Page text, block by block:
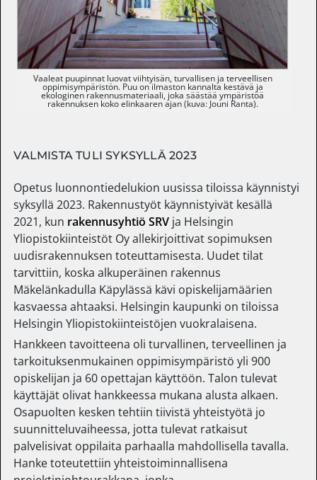
Vaaleat puupinnat luovat viihtyisän, turvallisen ja terveellisen
oppimisympäristön. Puu on ilmaston kannalta kestävä ja
ekologinen rakennusmateriaali, joka säästää ympäristöä
rakennuksen koko elinkaaren ajan (kuva: Jouni Ranta).
VALMISTA TULI SYKSYLLÄ 2023
Opetus luonnontiedelukion uusissa tiloissa käynnistyi
syksyllä 2023. Rakennustyöt käynnistyivät kesällä
2021, kun rakennusyhtiö SRV ja Helsingin
Yliopistokiinteistöt Oy allekirjoittivat sopimuksen
uudisrakennuksen toteuttamisesta. Uudet tilat
tarvittiin, koska alkuperäinen rakennus
Mäkelänkadulla Käpylässä kävi opiskelijamäärien
kasvaessa ahtaaksi. Helsingin kaupunki on tiloissa
Helsingin Yliopistokiinteistöjen vuokralaisena.
Hankkeen tavoitteena oli turvallinen, terveellinen ja
tarkoituksenmukainen oppimisympäristö yli 900
opiskelijan ja 60 opettajan käyttöön. Talon tulevat
käyttäjät olivat hankkeessa mukana alusta alkaen.
Osapuolten kesken tehtiin tiivistä yhteistyötä jo
suunnitteluvaiheessa, jotta tulevat ratkaisut
palvelisivat oppilaita parhaalla mahdollisella tavalla.
Hanke toteutettiin yhteistoiminnallisena